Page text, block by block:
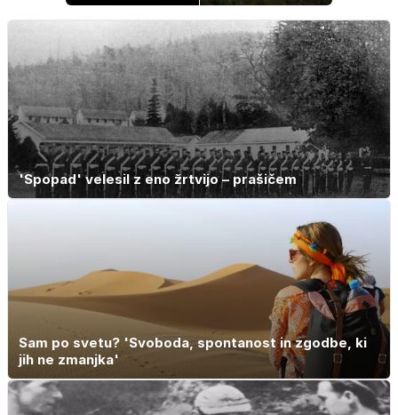
hrano in
elektronske
naprave
zavidajo
'Spopad' velesil z eno žrtvijo – prašičem
Sam po svetu? 'Svoboda, spontanost in zgodbe, ki
jih ne zmanjka'